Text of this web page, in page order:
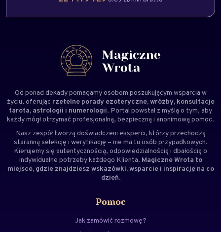
Od ponad dekady pomagamy osobom poszukującym wsparcia w
życiu, oferując rzetelne porady ezoteryczne, wróżby, konsultacje
tarota, astrologii i numerologii. Portal powstał z myślą o tym, aby
każdy mógł otrzymać profesjonalną, bezpieczną i anonimową pomoc.
Nasz zespół tworzą doświadczeni eksperci, którzy przechodzą
staranną selekcję i weryfikację – nie ma tu osób przypadkowych.
Kierujemy się autentycznością, odpowiedzialnością i dbałością o
indywidualne potrzeby każdego Klienta. Magiczne Wrota to
miejsce, gdzie znajdziesz wskazówki, wsparcie i inspirację na co
dzień.
Pomoc
Jak zamówić rozmowę?